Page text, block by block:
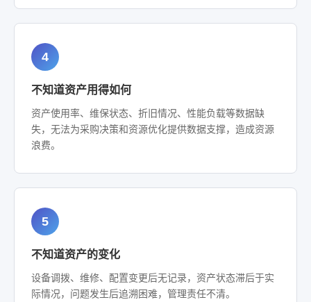
4
不知道资产用得如何
资产使用率、维保状态、折旧情况、性能负载等数据缺
失，无法为采购决策和资源优化提供数据支撑，造成资源
浪费。
5
不知道资产的变化
设备调拨、维修、配置变更后无记录，资产状态滞后于实
际情况，问题发生后追溯困难，管理责任不清。